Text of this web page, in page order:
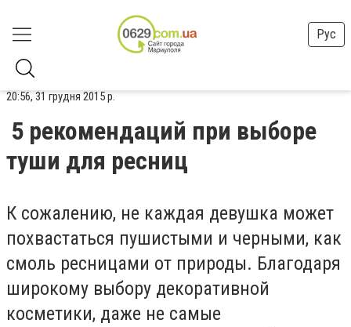
Рус
20:56, 31 грудня 2015 р.
5 рекомендаций при выборе
туши для ресниц
К сожалению, не каждая девушка может
похвастаться пушистыми и черными, как
смоль ресницами от природы. Благодаря
широкому выбору декоративной
косметики, даже не самые